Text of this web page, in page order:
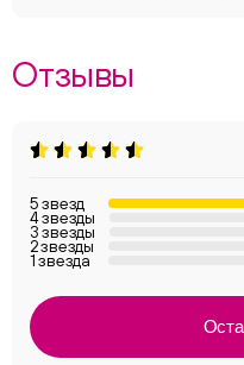
Отзывы
5 звезд
4 звезды
3 звезды
2 звезды
1 звезда